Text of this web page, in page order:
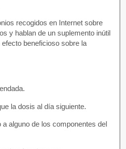
recogidos en Internet sobre
y hablan de un suplemento inútil
beneficioso sobre la
la dosis al día siguiente.
alguno de los componentes del